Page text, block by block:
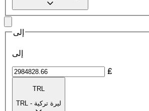
إلى
إلى
₤
TRL
TRL - ليرة تركية